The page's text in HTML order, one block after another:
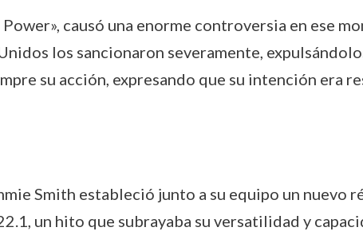
causó una enorme controversia en ese
los sancionaron severamente,
su acción, expresando que su intención era
Smith estableció junto a su equipo un nuevo
un hito que subrayaba su versatilidad y